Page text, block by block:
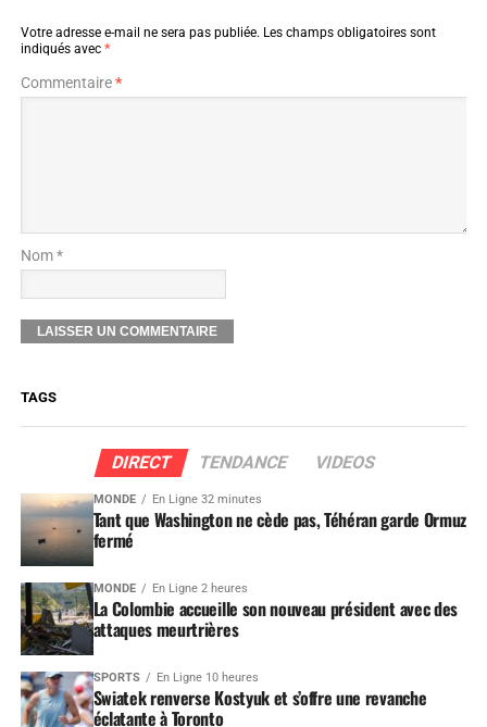
Votre adresse e-mail ne sera pas publiée. Les champs obligatoires sont
indiqués avec *
Commentaire*
Nom *
TAGS
DIRECT TENDANCE VIDEOS
MONDE En Ligne 32 minutes
Tant que Washington ne cède pas, Téhéran garde Ormuz
fermé
MONDE En Ligne 2 heures
La Colombie accueille son nouveau président avec des
attaques meurtrières
SPORTS En Ligne 10 heures
Swiatek renverse Kostyuk et s’offre une revanche
éclatante à Toronto